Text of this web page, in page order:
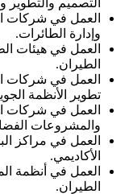
العمل في شركات
وإدارة الطائرات.
العمل في هيئات
الطيران.
العمل في شركات
تطوير الأنظمة
العمل في شركات
والمشروعات
العمل في مراكز
الأكاديمي.
العمل في أنظمة
الطيران.